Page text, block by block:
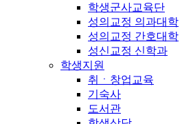
학생군사교육단
성의교정 의과대학
성의교정 간호대학
성신교정 신학과
학생지원
취ㆍ창업교육
기숙사
도서관